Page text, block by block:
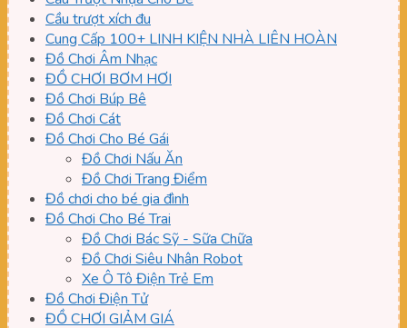
Cầu trượt xích đu
Cung Cấp 100+ LINH KIỆN NHÀ LIÊN HOÀN
Đồ Chơi Âm Nhạc
ĐỒ CHƠI BƠM HƠI
Đồ Chơi Búp Bê
Đồ Chơi Cát
Đồ Chơi Cho Bé Gái
Đồ Chơi Nấu Ăn
Đồ Chơi Trang Điểm
Đồ chơi cho bé gia đình
Đồ Chơi Cho Bé Trai
Đồ Chơi Bác Sỹ - Sữa Chữa
Đồ Chơi Siêu Nhân Robot
Xe Ô Tô Điện Trẻ Em
Đồ Chơi Điện Tử
ĐỒ CHƠI GIẢM GIÁ